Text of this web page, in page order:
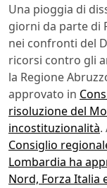
Una pioggia di
giorni da parte di
nei confronti del
ricorsi contro gli
la Regione
approvato in
risoluzione del
incostituzionalità.
Consiglio
Lombardia ha
Nord, Forza Italia